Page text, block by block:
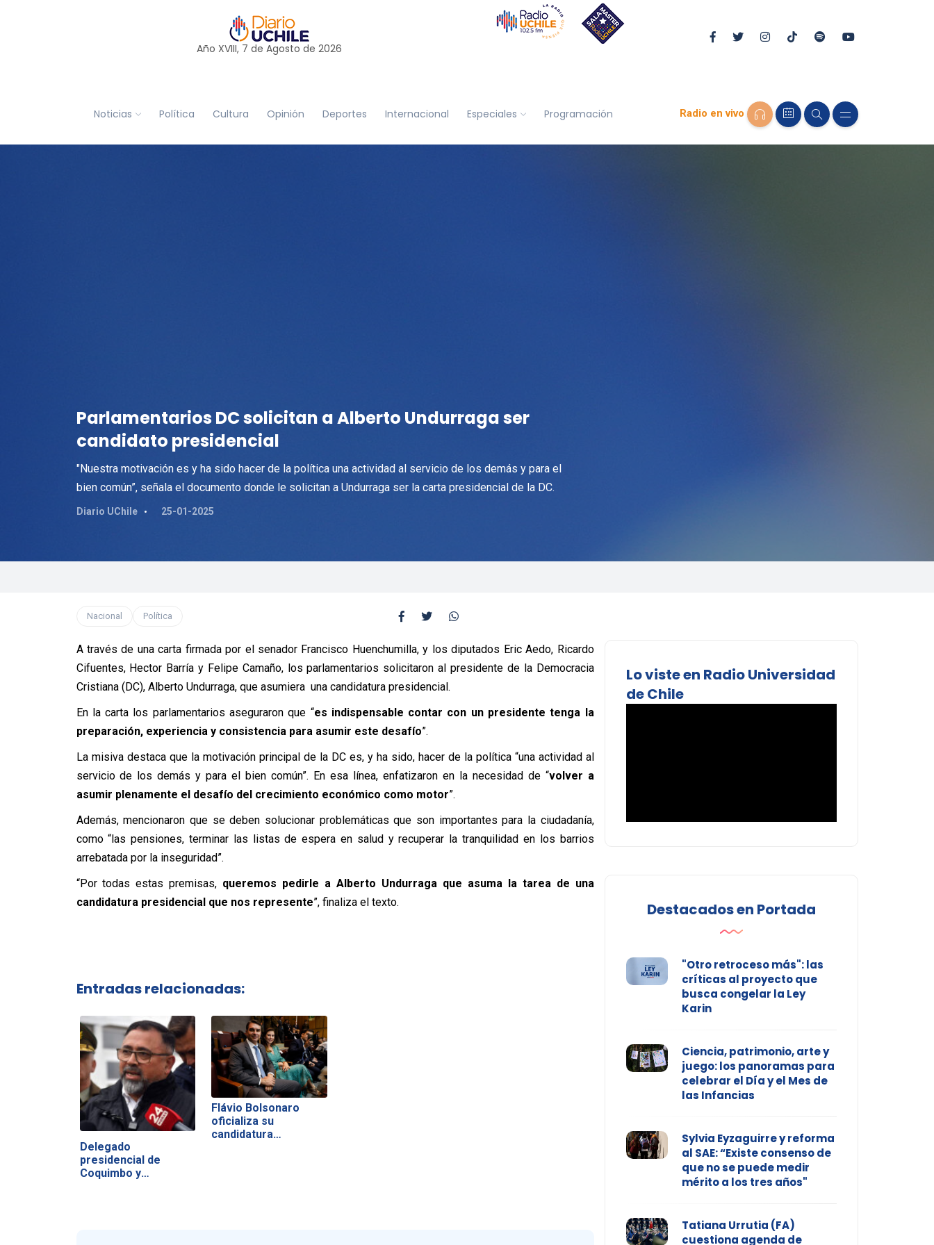
Año XVIII, 7 de Agosto de 2026
Noticias Política Cultura Opinión Deportes Internacional Especiales Programación Radio en vivo
Parlamentarios DC solicitan a Alberto Undurraga ser
candidato presidencial
"Nuestra motivación es y ha sido hacer de la política una actividad al servicio de los demás y para el
bien común”, señala el documento donde le solicitan a Undurraga ser la carta presidencial de la DC.
Diario UChile 25-01-2025
Nacional Política
A través de una carta firmada por el senador Francisco Huenchumilla, y los diputados Eric Aedo, Ricardo
Cifuentes, Hector Barría y Felipe Camaño, los parlamentarios solicitaron al presidente de la Democracia
Cristiana (DC), Alberto Undurraga, que asumiera una candidatura presidencial.
En la carta los parlamentarios aseguraron que “es indispensable contar con un presidente tenga la
preparación, experiencia y consistencia para asumir este desafío”.
La misiva destaca que la motivación principal de la DC es, y ha sido, hacer de la política “una actividad al
servicio de los demás y para el bien común”. En esa línea, enfatizaron en la necesidad de “volver a
asumir plenamente el desafío del crecimiento económico como motor”.
Además, mencionaron que se deben solucionar problemáticas que son importantes para la ciudadanía,
como “las pensiones, terminar las listas de espera en salud y recuperar la tranquilidad en los barrios
arrebatada por la inseguridad”.
“Por todas estas premisas, queremos pedirle a Alberto Undurraga que asuma la tarea de una
candidatura presidencial que nos represente”, finaliza el texto.
Entradas relacionadas:
Delegado
presidencial de
Coquimbo y
Flávio Bolsonaro
oficializa su
candidatura…
Lo viste en Radio Universidad
de Chile
Destacados en Portada
"Otro retroceso más": las
críticas al proyecto que
busca congelar la Ley
Karin
Ciencia, patrimonio, arte y
juego: los panoramas para
celebrar el Día y el Mes de
las Infancias
Sylvia Eyzaguirre y reforma
al SAE: “Existe consenso de
que no se puede medir
mérito a los tres años"
Tatiana Urrutia (FA)
cuestiona agenda de